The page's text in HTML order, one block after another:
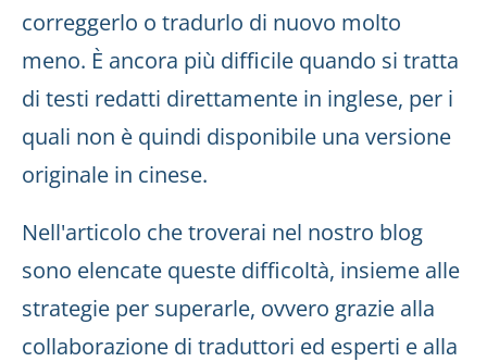
correggerlo o tradurlo di nuovo molto
meno. È ancora più difficile quando si tratta
di testi redatti direttamente in inglese, per i
quali non è quindi disponibile una versione
originale in cinese.
Nell'articolo che troverai nel nostro blog
sono elencate queste difficoltà, insieme alle
strategie per superarle, ovvero grazie alla
collaborazione di traduttori ed esperti e alla